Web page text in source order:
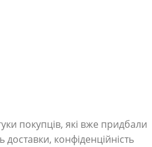
покупців, які вже придбали
конфіденційність